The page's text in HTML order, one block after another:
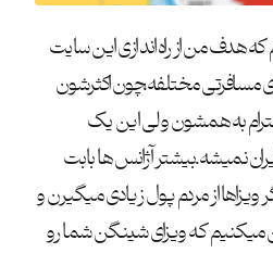
هدف من از راه اندازی این سایت
مسافرتی مختلفه،چون اکثرشون
به همشون ولی این یک
نمیشه.بیشتر آژانس ها بابت
از مردم پول زیادی میگیرن و
که ویزای شینگن شما رو